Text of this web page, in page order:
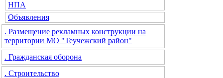
НПА
Объявления
. Размещение рекламных конструкции на
территории МО "Теучежский район"
. Гражданская оборона
. Строительство